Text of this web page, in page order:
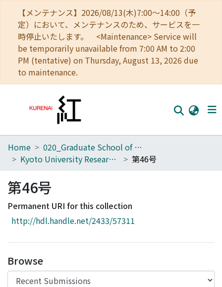
【メンテナンス】2026/08/13(木)7:00～14:00（予
定）において、メンテナンスのため、サービスを一
時停止いたします。 <Maintenance> Service will
be temporarily unavailable from 7:00 AM to 2:00
PM (tentative) on Thursday, August 13, 2026 due
to maintenance.
Home
Browse
Download Ranking
Access Statistics
Home
020_Graduate School of Education
Kyoto University Research Studies in Education
第46号
第46号
Permanent URI for this collection
http://hdl.handle.net/2433/57311
Browse